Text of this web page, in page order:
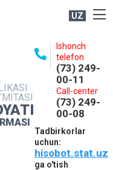
UZ
Ishonch
telefon
(73) 249-
00-11
Call-center
(73) 249-
00-08
Tadbirkorlar
uchun:
hisobot.stat.uz
ga o'tish